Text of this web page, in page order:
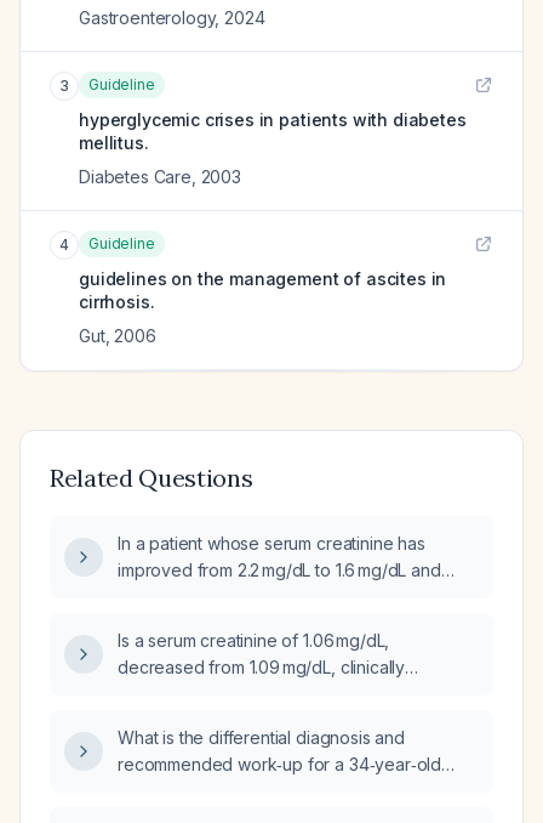
Gastroenterology, 2024
3 Guideline
hyperglycemic crises in patients with diabetes
mellitus.
Diabetes Care 2003
4 Guideline
guidelines on the management of ascites in
cirrhosis.
Gut, 2006
Related Questions
In a patient whose serum creatinine has
improved from 2.2 mg/dL to 1.6 mg/dL and
management step?
Is a serum creatinine of 1.06 mg/dL,
decreased from 1.09 mg/dL, clinically
What is the differential diagnosis and
recommended work‑up for a 34‑year‑old